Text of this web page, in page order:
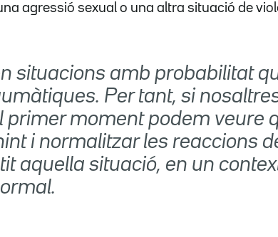
agressió sexual o una altra situació de
situacions amb probabilitat
Per tant, si
primer moment podem veure
i normalitzar les reaccions
aquella situació, en un